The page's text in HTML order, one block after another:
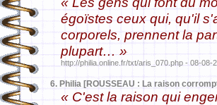
égoïstes ceux qui, qu'il
corporels, prennent la
plupart… »
http://philia.online.fr/txt/aris_070.php - 08-08-
6. Philia [ROUSSEAU : La raison
« C'est la raison qui